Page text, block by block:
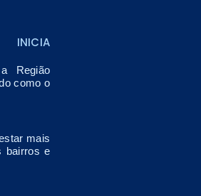
INICIA
Região
como o
mais
bairros e